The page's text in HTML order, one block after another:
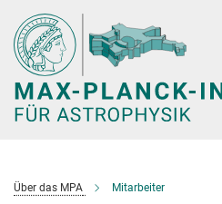
Hauptinhalt
Über das MPA Mitarbeiter